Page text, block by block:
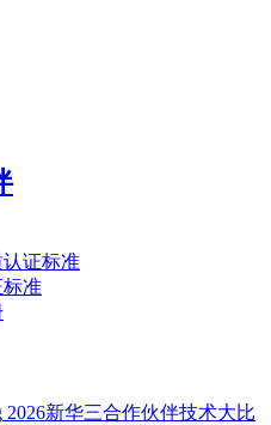
证标准
准
2026新华三合作伙伴技术大比